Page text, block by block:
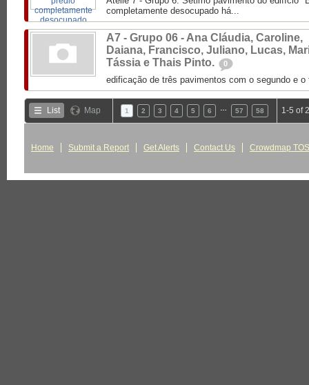
completamente desocupado há...
A7 - Grupo 06 - Ana Cláudia, Caroline,
Daiana, Francisco, Juliano, Lucas,
Tássia e Thais Pinto.
0
edificação de três pavimentos com o segundo e o
List Map 1 2 3 4 5 6 57 58 1-5 of
Home Submit a Report Get Alerts Contact Us Crowdmap TOS